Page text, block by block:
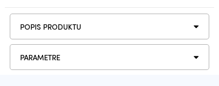
POPIS PRODUKTU
PARAMETRE